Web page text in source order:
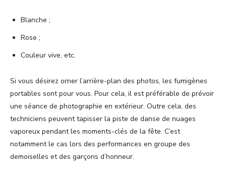
Blanche ;
Rose ;
Couleur vive, etc.
Si vous désirez orner l’arrière-plan des photos, les fumigènes
portables sont pour vous. Pour cela, il est préférable de prévoir
une séance de photographie en extérieur. Outre cela, des
techniciens peuvent tapisser la piste de danse de nuages
vaporeux pendant les moments-clés de la fête. C’est
notamment le cas lors des performances en groupe des
demoiselles et des garçons d’honneur.